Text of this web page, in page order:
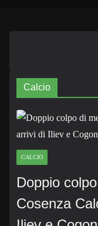
Calcio
CALCIO
Doppio
Cosenza